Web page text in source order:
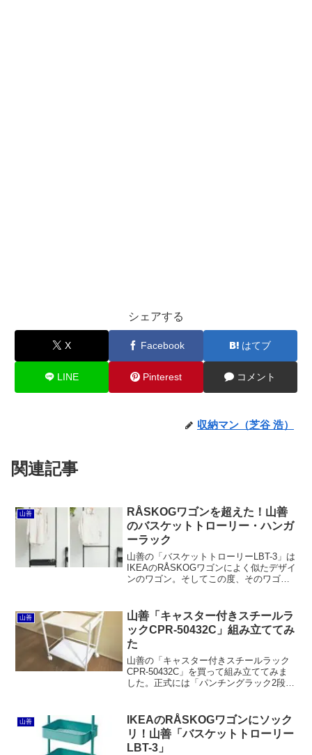
シェアする
X Facebook はてブ
LINE Pinterest コメント
収納マン（芝谷 浩）
関連記事
山善
RÅSKOGワゴンを超えた！山善
のバスケットトローリー・ハンガ
ーラック
山善の「バスケットトローリーLBT-3」は
IKEAのRÅSKOGワゴンによく似たデザイ
ンのワゴン。そしてこの度、そのワゴン
「ダブルバスケット（LTH-2B）」と「ダ
ブルバー（LTH-2H ）」が発売されまし
た。
山善
山善「キャスター付きスチールラ
ックCPR-50432C」組み立ててみ
た
山善の「キャスター付きスチールラック
CPR-50432C」を買って組み立ててみま
した。正式には「パンチングラック2段」
トなホワイトで質感も良いです。
山善
IKEAのRÅSKOGワゴンにソック
リ！山善「バスケットトローリー
LBT-3」